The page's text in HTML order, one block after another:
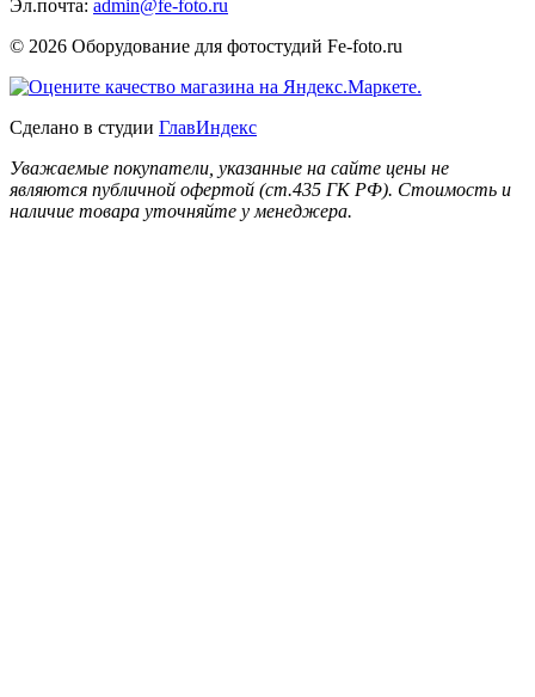
Эл.почта: admin@fe-foto.ru
© 2026 Оборудование для фотостудий Fe-foto.ru
Сделано в студии ГлавИндекс
Уважаемые покупатели, указанные на сайте цены не
являются публичной офертой (ст.435 ГК РФ). Стоимость и
наличие товара уточняйте у менеджера.